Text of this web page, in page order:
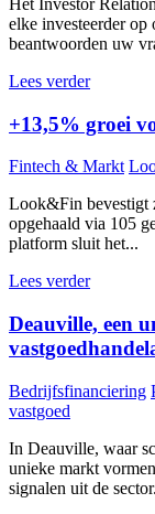
elke investeerder op
beantwoorden uw
Lees verder
+13,5% groei
Fintech & Markt
Look&Fin bevestigt
opgehaald via 105
platform sluit het...
Lees verder
Deauville, een
Bedrijfsfinanciering
vastgoed
In Deauville, waar
unieke markt
signalen uit de